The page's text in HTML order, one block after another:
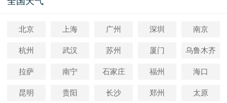
北京 上海 广州 深圳 南京
杭州 武汉 苏州 厦门 乌鲁木齐
拉萨 南宁 石家庄 福州 海口
昆明 贵阳 长沙 郑州 太原